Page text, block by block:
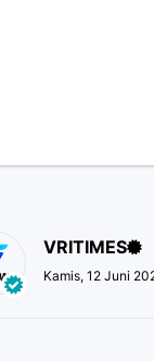
VRITIMES
Kamis, 12 Juni